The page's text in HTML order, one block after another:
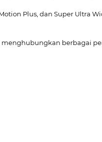
Plus, dan Super
menghubungkan berbagai